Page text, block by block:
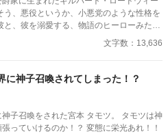
、悪役というか、小悪党のような性格を
、彼を溺愛する、物語のヒーローみたい
民、アルベルト・グラーツのお話。 さ
な感じの短編です。
文字数：13,636
に神子召喚されてしまった！？
子召喚をされた宮本 タモツ。 タモツは神
子として、なんとか頑張っていけるのか！？ 変態に栄光あれ！！